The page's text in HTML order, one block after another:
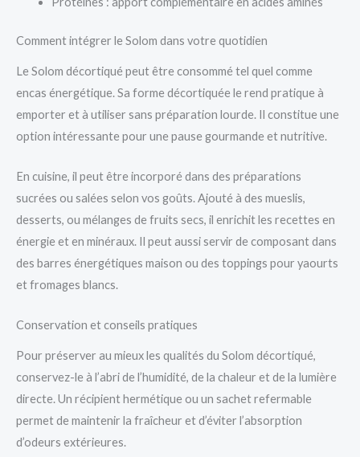
Comment intégrer le Solom dans votre quotidien
Le Solom décortiqué peut être consommé tel quel comme
encas énergétique. Sa forme décortiquée le rend pratique à
emporter et à utiliser sans préparation lourde. Il constitue une
option intéressante pour une pause gourmande et nutritive.
En cuisine, il peut être incorporé dans des préparations
sucrées ou salées selon vos goûts. Ajouté à des mueslis,
desserts, ou mélanges de fruits secs, il enrichit les recettes en
énergie et en minéraux. Il peut aussi servir de composant dans
des barres énergétiques maison ou des toppings pour yaourts
et fromages blancs.
Conservation et conseils pratiques
Pour préserver au mieux les qualités du Solom décortiqué,
conservez-le à l’abri de l’humidité, de la chaleur et de la lumière
directe. Un récipient hermétique ou un sachet refermable
permet de maintenir la fraîcheur et d’éviter l’absorption
d’odeurs extérieures.